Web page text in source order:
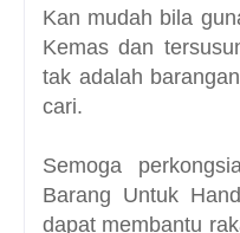
Kan mudah bila
Kemas dan
tak adalah
cari.
Semoga
Barang Untuk
dapat membantu